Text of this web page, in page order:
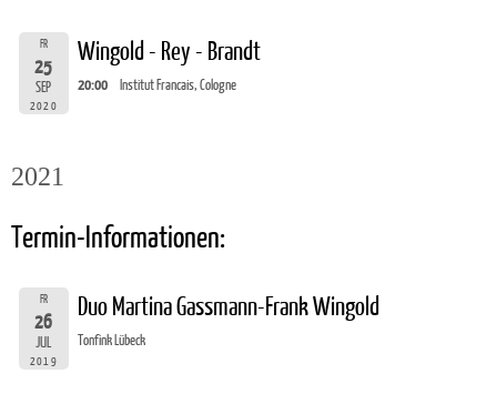
FR
25
SEP
2020
Wingold - Rey - Brandt
20:00 Institut Francais, Cologne
2021
Termin-Informationen:
FR
26
JUL
2019
Duo Martina Gassmann-Frank Wingold
Tonfink Lübeck